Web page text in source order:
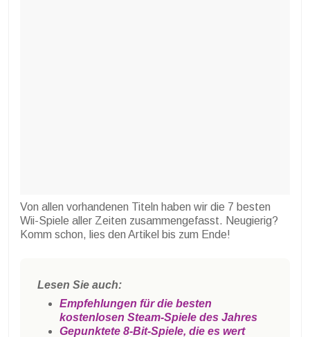
Von allen vorhandenen Titeln haben wir die 7 besten
Wii-Spiele aller Zeiten zusammengefasst. Neugierig?
Komm schon, lies den Artikel bis zum Ende!
Lesen Sie auch:
Empfehlungen für die besten
kostenlosen Steam-Spiele des Jahres
Gepunktete 8-Bit-Spiele, die es wert